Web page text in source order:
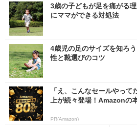
3歳の子どもが足を痛がる
にママができる対処法
4歳児の足のサイズを知ろ
性と靴選びのコツ
「え、こんなセールやっ
上が続々登場！Amazonの
PR(Amazon)